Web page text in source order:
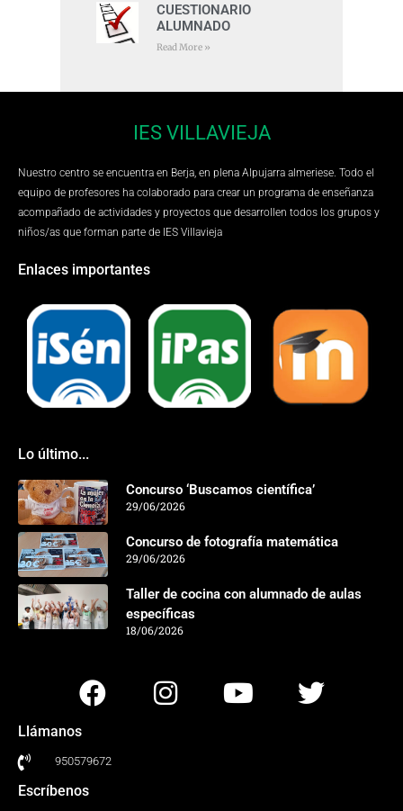
CUESTIONARIO
ALUMNADO
Read More »
IES VILLAVIEJA
Nuestro centro se encuentra en Berja, en plena Alpujarra almeriese. Todo el
equipo de profesores ha colaborado para crear un programa de enseñanza
acompañado de actividades y proyectos que desarrollen todos los grupos y
niños/as que forman parte de IES Villavieja
Enlaces importantes
Lo último...
Concurso ‘Buscamos científica’
29/06/2026
Concurso de fotografía matemática
29/06/2026
Taller de cocina con alumnado de aulas
específicas
18/06/2026
Llámanos
950579672
Escríbenos